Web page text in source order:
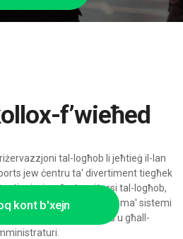
kont b'xejn
f’wieħed
tal-logħob li jeħtieġ il-lan
jew ċentru ta' divertiment tiegħek
wiesgħa tar-riżorsi tal-logħob,
u integrazzjoni ma' sistemi
bi appoġġ AI għall-plejers u għall-